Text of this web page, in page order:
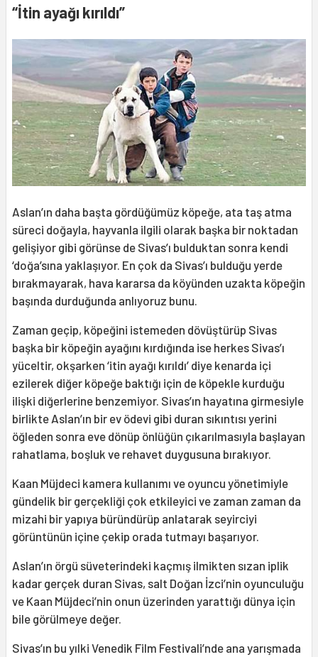
“İtin ayağı kırıldı”
Aslan’ın daha başta gördüğümüz köpeğe, ata taş atma
süreci doğayla, hayvanla ilgili olarak başka bir noktadan
gelişiyor gibi görünse de Sivas’ı bulduktan sonra kendi
‘doğa’sına yaklaşıyor. En çok da Sivas’ı bulduğu yerde
bırakmayarak, hava kararsa da köyünden uzakta köpeğin
başında durduğunda anlıyoruz bunu.
Zaman geçip, köpeğini istemeden dövüştürüp Sivas
başka bir köpeğin ayağını kırdığında ise herkes Sivas’ı
yüceltir, okşarken ‘itin ayağı kırıldı’ diye kenarda içi
ezilerek diğer köpeğe baktığı için de köpekle kurduğu
ilişki diğerlerine benzemiyor. Sivas’ın hayatına girmesiyle
birlikte Aslan’ın bir ev ödevi gibi duran sıkıntısı yerini
öğleden sonra eve dönüp önlüğün çıkarılmasıyla başlayan
rahatlama, boşluk ve rehavet duygusuna bırakıyor.
Kaan Müjdeci kamera kullanımı ve oyuncu yönetimiyle
gündelik bir gerçekliği çok etkileyici ve zaman zaman da
mizahi bir yapıya büründürüp anlatarak seyirciyi
görüntünün içine çekip orada tutmayı başarıyor.
Aslan’ın örgü süveterindeki kaçmış ilmikten sızan iplik
kadar gerçek duran Sivas, salt Doğan İzci’nin oyunculuğu
ve Kaan Müjdeci’nin onun üzerinden yarattığı dünya için
bile görülmeye değer.
Sivas’ın bu yılki Venedik Film Festivali’nde ana yarışmada